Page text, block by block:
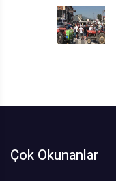
Çok Okunanlar